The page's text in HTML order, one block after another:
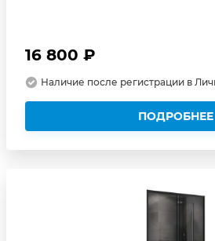
16 800 ₽
Наличие после регистрации в
ПОДРОБНЕЕ